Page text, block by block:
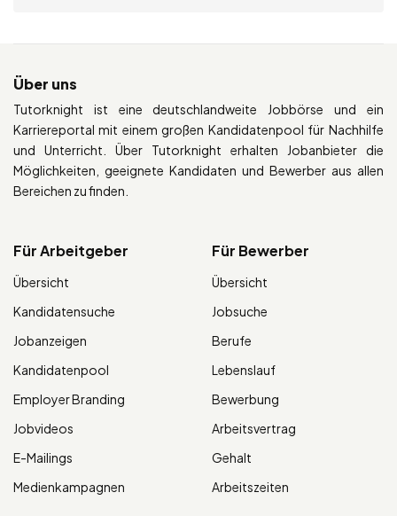
Über uns
Tutorknight ist eine deutschlandweite Jobbörse und ein
Karriereportal mit einem großen Kandidatenpool für Nachhilfe
und Unterricht. Über Tutorknight erhalten Jobanbieter die
Möglichkeiten, geeignete Kandidaten und Bewerber aus allen
Bereichen zu finden.
Für Arbeitgeber
Übersicht
Kandidatensuche
Jobanzeigen
Kandidatenpool
Employer Branding
Jobvideos
E-Mailings
Medienkampagnen
Für Bewerber
Übersicht
Jobsuche
Berufe
Lebenslauf
Bewerbung
Arbeitsvertrag
Gehalt
Arbeitszeiten